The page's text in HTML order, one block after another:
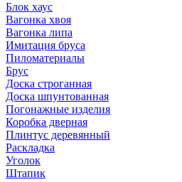
Блок хаус
Вагонка хвоя
Вагонка липа
Имитация бруса
Пиломатериалы
Брус
Доска строганная
Доска шпунтованная
Погонажные изделия
Коробка дверная
Плинтус деревянный
Раскладка
Уголок
Штапик